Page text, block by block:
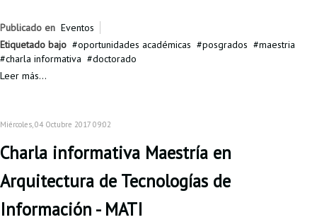
Publicado en Eventos
Etiquetado bajo
oportunidades académicas posgrados
maestria
charla informativa
doctorado
Leer más...
Miércoles, 04 Octubre 2017 09:02
Charla informativa Maestría en
Arquitectura de Tecnologías de
Información - MATI